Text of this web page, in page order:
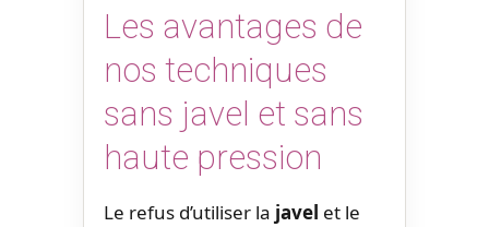
Les avantages de
nos techniques
sans javel et sans
haute pression
Le refus d’utiliser la javel et le